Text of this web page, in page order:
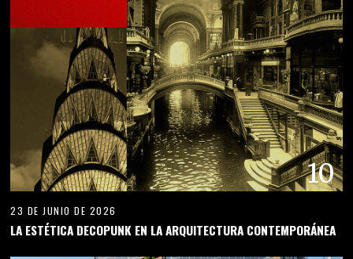
10
23 DE JUNIO DE 2026
LA ESTÉTICA DECOPUNK EN LA ARQUITECTURA CONTEMPORÁNEA